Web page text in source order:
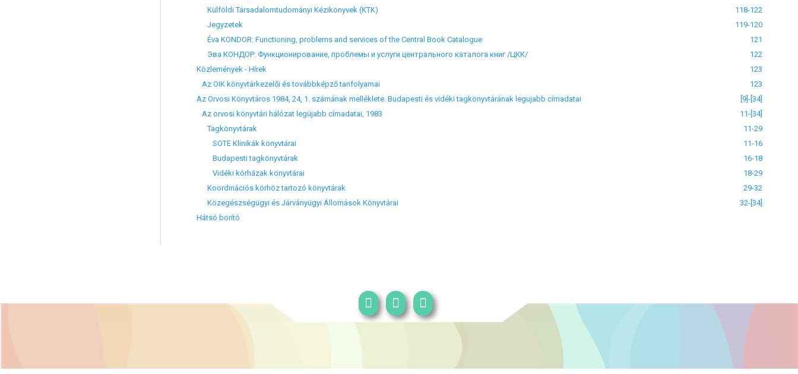
Külföldi Társadalomtudományi Kézikönyvek (KTK)
118-122
Jegyzetek
119-120
Éva KONDOR: Functioning, problems and services of the Central Book Catalogue
121
Эва КОНДОР: Функционирование, проблемы и услуги центрального каталога книг /ЦКК/
122
Közlemények - Hírek
123
Az OIK könyvtárkezelői és továbbképző tanfolyamai
123
Az Orvosi Könyvtáros 1984, 24, 1. számának melléklete. Budapesti és vidéki tagkönyvtárának legujabb címadatai
[9]-[34]
Az orvosi könyvtári hálózat legújabb címadatai, 1983
11-[34]
Tagkönyvtárak
11-29
SOTE Klinikák könyvtárai
11-16
Budapesti tagkönyvtárak
16-18
Vidéki kórházak könyvtárai
18-29
Koordinációs körhöz tartozó könyvtárak
29-32
Közegészségügyi és Járványügyi Állomások Könyvtárai
32-[34]
Hátsó borító